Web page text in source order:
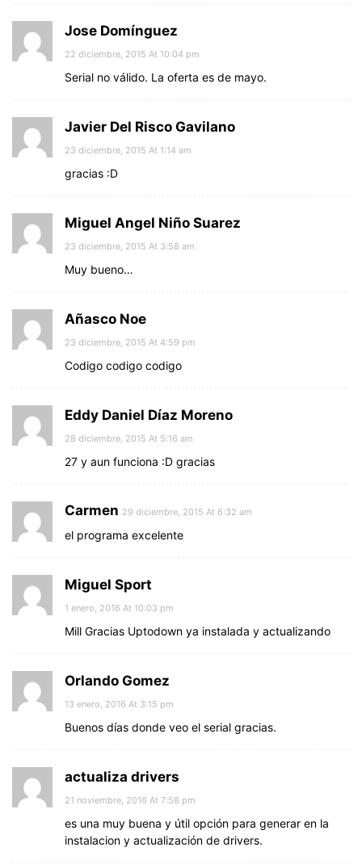
Jose Domínguez
22 diciembre, 2015 At 10:04 pm
Serial no válido. La oferta es de mayo.
Javier Del Risco Gavilano
23 diciembre, 2015 At 1:14 am
gracias :D
Miguel Angel Niño Suarez
23 diciembre, 2015 At 3:58 am
Muy bueno…
Añasco Noe
23 diciembre, 2015 At 4:59 pm
Codigo codigo codigo
Eddy Daniel Díaz Moreno
28 diciembre, 2015 At 5:16 am
27 y aun funciona :D gracias
Carmen 29 diciembre, 2015 At 6:32 am
el programa excelente
Miguel Sport
1 enero, 2016 At 10:03 pm
Mill Gracias Uptodown ya instalada y actualizando
Orlando Gomez
13 enero, 2016 At 3:15 pm
Buenos días donde veo el serial gracias.
actualiza drivers
21 noviembre, 2016 At 7:58 pm
es una muy buena y útil opción para generar en la
instalacion y actualización de drivers.